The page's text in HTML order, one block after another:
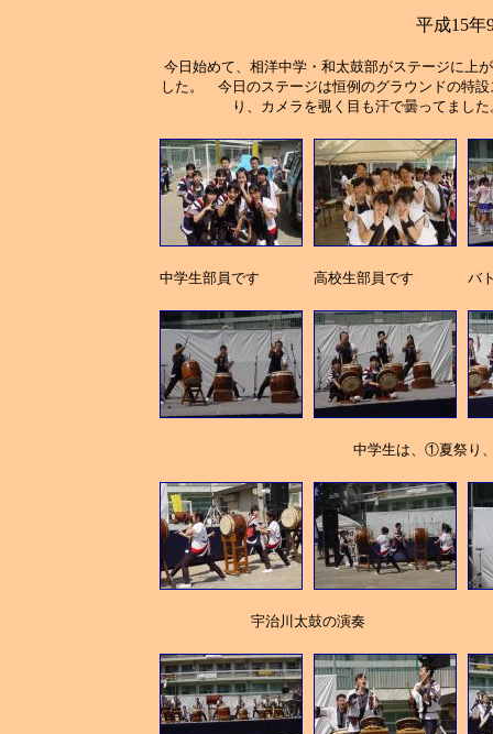
平成15年
今日始めて、相洋中学・和太鼓部がステージに上
した。 今日のステージは恒例のグラウンドの特
り、カメラを覗く目も汗で曇ってまし
中学生部員です 高校生部員です バ
中学生は、①夏祭り
宇治川太鼓の演奏